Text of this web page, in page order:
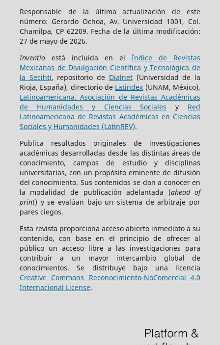
Responsable de la última actualización de este
número: Gerardo Ochoa, Av. Universidad 1001, Col.
Chamilpa, CP 62209. Fecha de la última modificación:
27 de mayo de 2026.
Inventioestá incluida en elÍndice de Revistas
Mexicanas de Divulgación Científica y Tecnológica de
la Secihti, repositorio de Dialnet(Universidad de la
Rioja, España), directorio de Latindex (UNAM, México),
Latinoamericana. Asociación de Revistas Académicas
de Humanidades y Ciencias Sociales y Red
Latinoamericana de Revistas Académicas en Ciencias
Sociales y Humanidades (LatinREV).
Publica resultados originales de investigaciones
académicas desarrolladas desde las distintas áreas de
conocimiento, campos de estudio y disciplinas
universitarias, con un propósito eminente de difusión
del conocimiento. Sus contenidos se dan a conocer en
la modalidad de publicación adelantada (ahead of
print) y se evalúan bajo un sistema de arbitraje por
pares ciegos.
Esta revista proporciona acceso abierto inmediato a su
contenido, con base en el principio de ofrecer al
público un acceso libre a las investigaciones para
contribuir a un mayor intercambio global de
conocimientos. Se distribuye bajo una licencia
Creative Commons Reconocimiento-NoComercial 4.0
Internacional License.